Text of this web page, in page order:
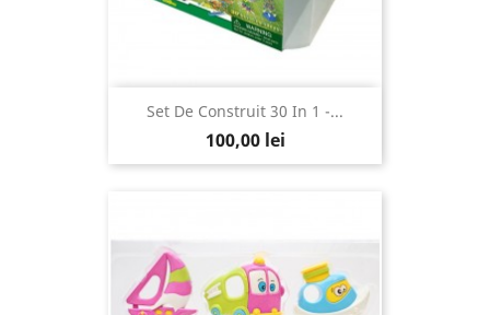
Set De Construit 30 In 1 -...
100,00 lei